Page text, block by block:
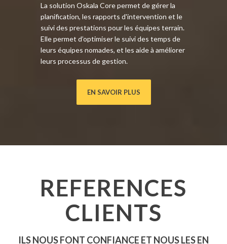
La solution Oskala Core permet de gérer la
planification, les rapports d'intervention et le
suivi des prestations pour les équipes terrain.
Elle permet d’optimiser le suivi des temps de
leurs équipes nomades, et les aide à améliorer
leurs processus de gestion.
EN SAVOIR PLUS
REFERENCES
CLIENTS
ILS NOUS FONT CONFIANCE ET NOUS LES EN